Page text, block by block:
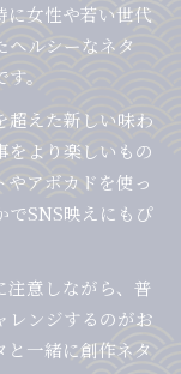
に女性や若い世代
ヘルシーなネタ
。
超えた新しい味わ
をより楽しいもの
アボカドを使っ
でSNS映えにもぴ
注意しながら、普
レンジするのがお
一緒に創作ネタ